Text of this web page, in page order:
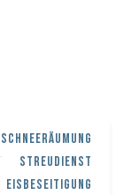
SCHNEERÄUMUNG
STREUDIENST
EISBESEITIGUNG